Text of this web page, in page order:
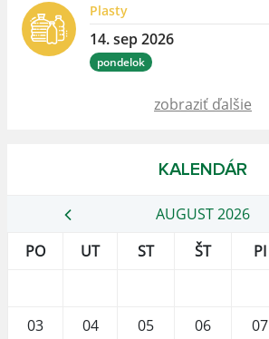
Plasty
14. sep 2026
pondelok
zobraziť ďalšie
KALENDÁR
AUGUST 2026
PO
UT ST ŠT PI
03
04 05 06 07